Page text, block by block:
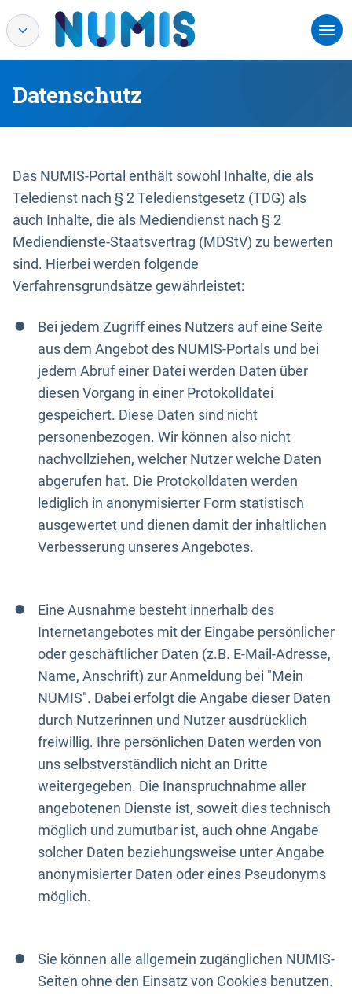
Datenschutz
Das NUMIS-Portal enthält sowohl Inhalte, die als
Teledienst nach § 2 Teledienstgesetz (TDG) als
auch Inhalte, die als Mediendienst nach § 2
Mediendienste-Staatsvertrag (MDStV) zu bewerten
sind. Hierbei werden folgende
Verfahrensgrundsätze gewährleistet:
Bei jedem Zugriff eines Nutzers auf eine Seite
aus dem Angebot des NUMIS-Portals und bei
jedem Abruf einer Datei werden Daten über
diesen Vorgang in einer Protokolldatei
gespeichert. Diese Daten sind nicht
personenbezogen. Wir können also nicht
nachvollziehen, welcher Nutzer welche Daten
abgerufen hat. Die Protokolldaten werden
lediglich in anonymisierter Form statistisch
ausgewertet und dienen damit der inhaltlichen
Verbesserung unseres Angebotes.
Eine Ausnahme besteht innerhalb des
Internetangebotes mit der Eingabe persönlicher
oder geschäftlicher Daten (z.B. E-Mail-Adresse,
Name, Anschrift) zur Anmeldung bei "Mein
NUMIS". Dabei erfolgt die Angabe dieser Daten
durch Nutzerinnen und Nutzer ausdrücklich
freiwillig. Ihre persönlichen Daten werden von
uns selbstverständlich nicht an Dritte
weitergegeben. Die Inanspruchnahme aller
angebotenen Dienste ist, soweit dies technisch
möglich und zumutbar ist, auch ohne Angabe
solcher Daten beziehungsweise unter Angabe
anonymisierter Daten oder eines Pseudonyms
möglich.
Sie können alle allgemein zugänglichen NUMIS-
Seiten ohne den Einsatz von Cookies benutzen.